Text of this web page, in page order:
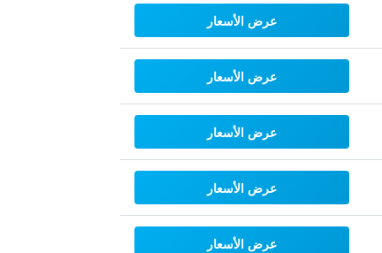
عرض الأسعار
عرض الأسعار
عرض الأسعار
عرض الأسعار
عرض الأسعار